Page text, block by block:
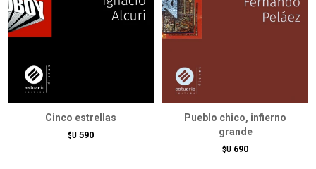
Cinco estrellas
$U 590
Pueblo chico, infierno
grande
$U 690